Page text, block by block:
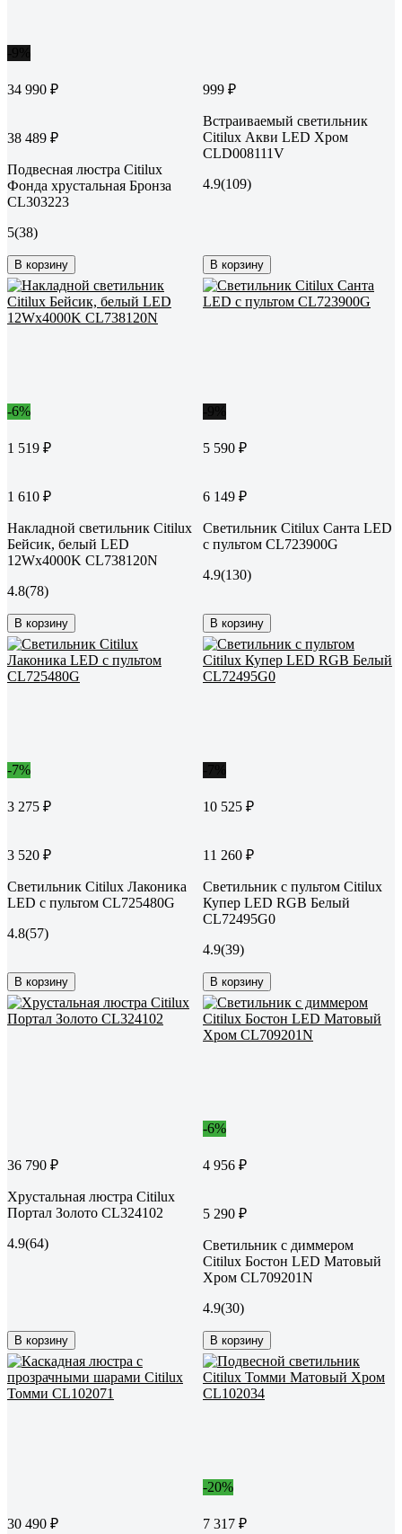
34 990 ₽
38 489 ₽
Подвесная люстра Citilux
Фонда хрустальная Бронза
CL303223
5(38)
В корзину
999 ₽
Встраиваемый светильник
Citilux Акви LED Хром
CLD008111V
4.9(109)
В корзину
-6%
1 519 ₽
1 610 ₽
Накладной светильник Citilux
Бейсик, белый LED
12Wх4000K CL738120N
4.8(78)
В корзину
5 590 ₽
6 149 ₽
Светильник Citilux Санта LED
с пультом CL723900G
4.9(130)
В корзину
-7%
3 275 ₽
3 520 ₽
Светильник Citilux Лаконика
LED с пультом CL725480G
4.8(57)
В корзину
10 525 ₽
11 260 ₽
Светильник с пультом Citilux
Купер LED RGB Белый
CL72495G0
4.9(39)
В корзину
36 790 ₽
Хрустальная люстра Citilux
Портал Золото CL324102
4.9(64)
В корзину
-6%
4 956 ₽
5 290 ₽
Светильник с диммером
Citilux Бостон LED Матовый
Хром CL709201N
4.9(30)
В корзину
30 490 ₽
-20%
7 317 ₽